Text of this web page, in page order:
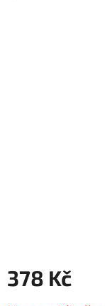
378 Kč